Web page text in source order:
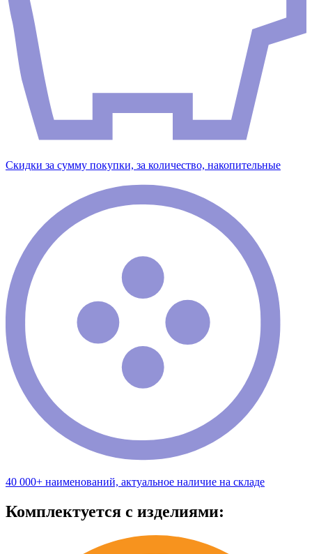
Скидки за сумму покупки, за количество, накопительные
40 000+ наименований, актуальное наличие на складе
Комплектуется с изделиями: